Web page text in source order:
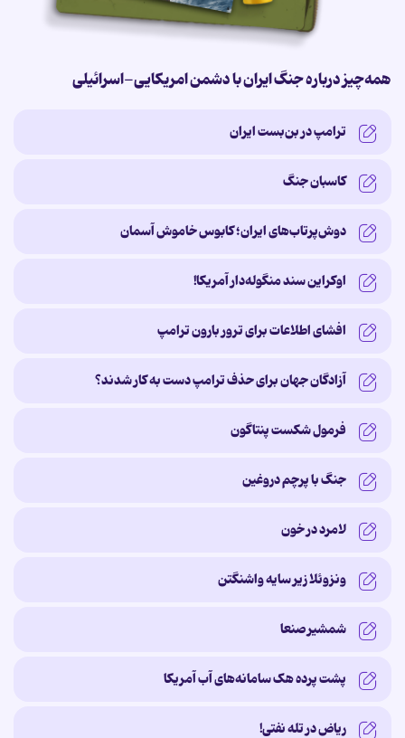
همه‌چیز درباره جنگ ایران با دشمن امریکایی-اسرائیلی
ترامپ در بن‌بست ایران
کاسبان جنگ
دوش‌پرتاب‌های ایران؛ کابوس خاموش آسمان
اوکراین سند منگوله‌دار آمریکا!
افشای اطلاعات برای ترور بارون ترامپ
آزادگان جهان برای حذف ترامپ دست به کار شدند؟
فرمول شکست پنتاگون
جنگ با پرچم دروغین
لامرد در خون
ونزوئلا زیر سایه‌ واشنگتن
شمشیر صنعا
پشت پرده‌ هک سامانه‌های آب آمریکا
ریاض در تله نفتی!